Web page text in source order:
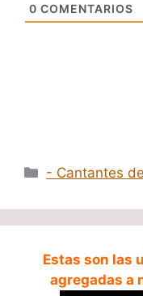
0 COMENTARIOS
Categorías
- Cantantes
Estas son las
agregadas a